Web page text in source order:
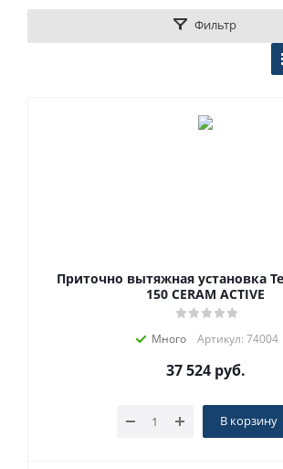
Фильтр
Приточно вытяжная установка
150 CERAM ACTIVE
Много Артикул: 74004
37 524руб.
В корзину